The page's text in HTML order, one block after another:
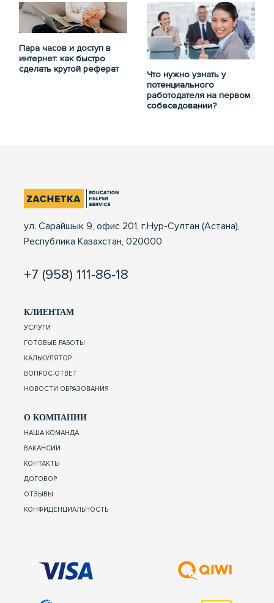
Пара часов и доступ в
интернет: как быстро
сделать крутой реферат
Что нужно узнать у
потенциального
работодателя на первом
собеседовании?
ул. Сарайшык 9, офис 201, г.Нур-Султан (Астана),
Республика Казахстан, 020000
+7 (958) 111-86-18
КЛИЕНТАМ
УСЛУГИ
ГОТОВЫЕ РАБОТЫ
КАЛЬКУЛЯТОР
ВОПРОС-ОТВЕТ
НОВОСТИ ОБРАЗОВАНИЯ
О КОМПАНИИ
НАША КОМАНДА
ВАКАНСИИ
КОНТАКТЫ
ДОГОВОР
ОТЗЫВЫ
КОНФИДЕНЦИАЛЬНОСТЬ